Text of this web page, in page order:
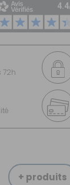
72h
+ produits